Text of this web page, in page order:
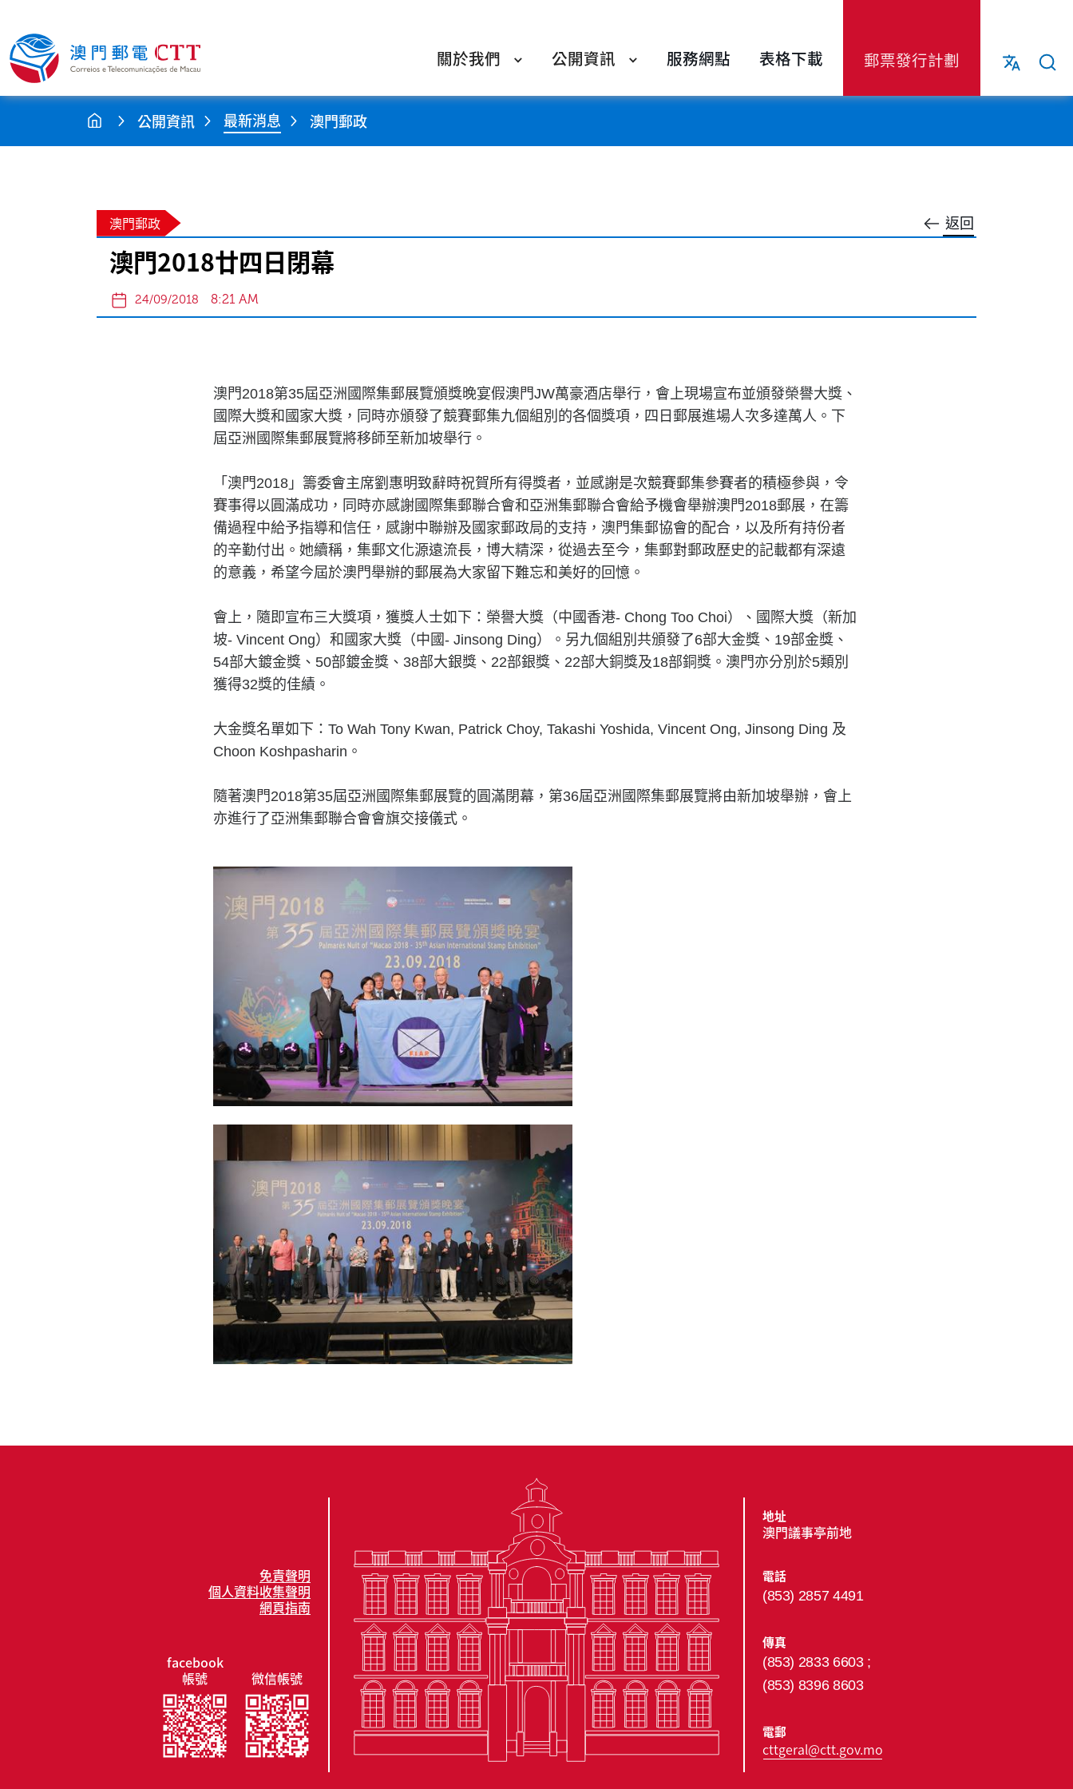
關於我們 公開資訊 服務網點 表格下載 郵票發行計劃
公開資訊 最新消息 澳門郵政
返回
澳門郵政
澳門2018廿四日閉幕
24/09/2018 8:21 AM
澳門2018第35屆亞洲國際集郵展覽頒獎晚宴假澳門JW萬豪酒店舉行，會上現場宣布並頒發榮譽大獎、
國際大獎和國家大獎，同時亦頒發了競賽郵集九個組別的各個獎項，四日郵展進場人次多達萬人。下
屆亞洲國際集郵展覽將移師至新加坡舉行。
「澳門2018」籌委會主席劉惠明致辭時祝賀所有得獎者，並感謝是次競賽郵集參賽者的積極參與，令
賽事得以圓滿成功，同時亦感謝國際集郵聯合會和亞洲集郵聯合會給予機會舉辦澳門2018郵展，在籌
備過程中給予指導和信任，感謝中聯辦及國家郵政局的支持，澳門集郵協會的配合，以及所有持份者
的辛勤付出。她續稱，集郵文化源遠流長，博大精深，從過去至今，集郵對郵政歷史的記載都有深遠
的意義，希望今屆於澳門舉辦的郵展為大家留下難忘和美好的回憶。
會上，隨即宣布三大獎項，獲獎人士如下：榮譽大獎（中國香港- Chong Too Choi）、國際大獎（新加
坡- Vincent Ong）和國家大獎（中國- Jinsong Ding）。另九個組別共頒發了6部大金獎、19部金獎、
54部大鍍金獎、50部鍍金獎、38部大銀獎、22部銀獎、22部大銅獎及18部銅獎。澳門亦分別於5類別
獲得32獎的佳績。
大金獎名單如下：To Wah Tony Kwan, Patrick Choy, Takashi Yoshida, Vincent Ong, Jinsong Ding 及
Choon Koshpasharin。
隨著澳門2018第35屆亞洲國際集郵展覽的圓滿閉幕，第36屆亞洲國際集郵展覽將由新加坡舉辦，會上
亦進行了亞洲集郵聯合會會旗交接儀式。
免責聲明
個人資料收集聲明
網頁指南
facebook
帳號
微信帳號
地址
澳門議事亭前地
電話
(853) 2857 4491
傳真
(853) 2833 6603 ;
(853) 8396 8603
電郵
cttgeral@ctt.gov.mo